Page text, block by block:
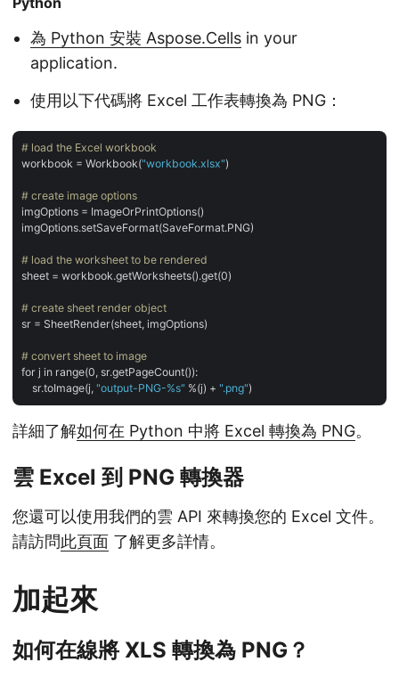
為 Python 安裝 Aspose.Cells in your
application.
使用以下代碼將 Excel 工作表轉換為 PNG：
# load the Excel workbook
workbook = Workbook("workbook.xlsx")
# create image options
imgOptions = ImageOrPrintOptions()
imgOptions.setSaveFormat(SaveFormat.PNG)
# load the worksheet to be rendered
sheet = workbook.getWorksheets().get(0)
# create sheet render object
sr = SheetRender(sheet, imgOptions)
# convert sheet to image
for j in range(0, sr.getPageCount()):
    sr.toImage(j,
"output-PNG-%s" %(j) + ".png"
詳細了解如何在 Python 中將 Excel 轉換為 PNG。
雲 Excel 到 PNG 轉換器
您還可以使用我們的雲 API 來轉換您的 Excel 文件。
請訪問此頁面 了解更多詳情。
加起來
如何在線將 XLS 轉換為 PNG？